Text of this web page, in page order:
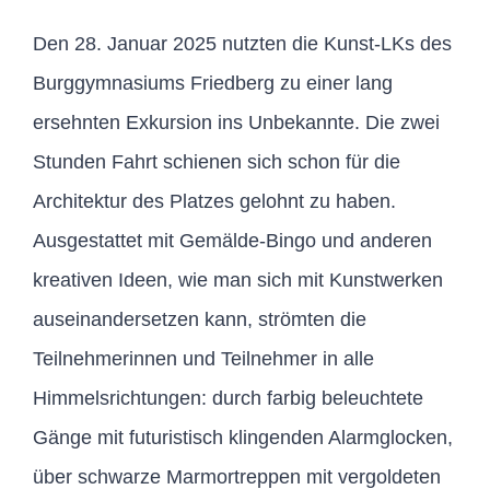
Den 28. Januar 2025 nutzten die Kunst-LKs des
Burggymnasiums Friedberg zu einer lang
ersehnten Exkursion ins Unbekannte. Die zwei
Stunden Fahrt schienen sich schon für die
Architektur des Platzes gelohnt zu haben.
Ausgestattet mit Gemälde-Bingo und anderen
kreativen Ideen, wie man sich mit Kunstwerken
auseinandersetzen kann, strömten die
Teilnehmerinnen und Teilnehmer in alle
Himmelsrichtungen: durch farbig beleuchtete
Gänge mit futuristisch klingenden Alarmglocken,
über schwarze Marmortreppen mit vergoldeten